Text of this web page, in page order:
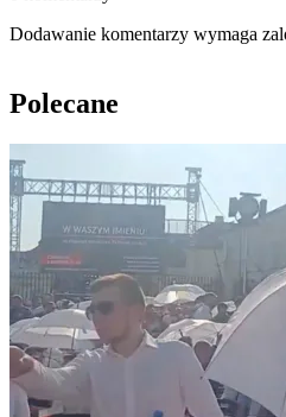
Dodawanie komentarzy wymaga
Polecane